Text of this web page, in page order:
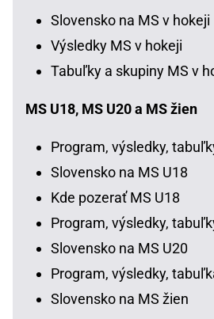
Slovensko na MS v hokeji
Výsledky MS v hokeji
Tabuľky a skupiny MS v
MS U18, MS U20 a MS žien
Program, výsledky,
Slovensko na MS U18
Kde pozerať MS U18
Program, výsledky,
Slovensko na MS U20
Program, výsledky,
Slovensko na MS žien